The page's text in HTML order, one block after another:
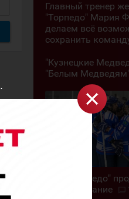
Главный тренер
"Торпедо" Мария
делаем всё
сохранить
"Кузнецкие
"Белым Медведям"
ЖХК "Торпедо"
существование